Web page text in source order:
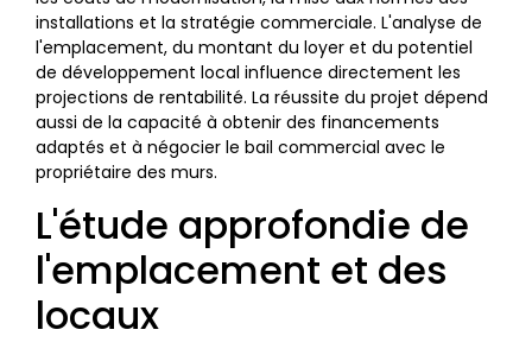
installations et la stratégie commerciale. L'analyse de
l'emplacement, du montant du loyer et du potentiel
de développement local influence directement les
projections de rentabilité. La réussite du projet dépend
aussi de la capacité à obtenir des financements
adaptés et à négocier le bail commercial avec le
propriétaire des murs.
L'étude approfondie de
l'emplacement et des
locaux